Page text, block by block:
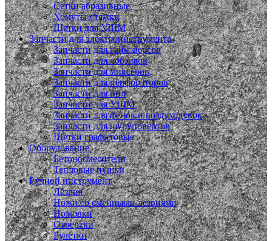
Сетки абразивные
Хомуты-стяжки
Щетки для УШМ
Запчасти для электроинструмента
Запчасти для гайковертов
Запчасти для лобзиков
Запчасти для миксеров
Запчасти для перфораторов
Запчасти для пил
Запчасти для УШМ
Запчасти для фенов и воздуходувок
Запчасти для шуруповертов
Щетки графитовые
Оборудование
Бетоносмесители
Тепловые пушки
Ручной инструмент
Лезвия
Ножи со сменными лезвиями
Ножовки
Отвертки
Рулетки